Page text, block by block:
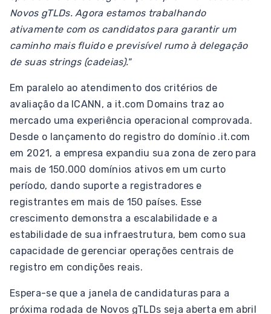
Novos gTLDs. Agora estamos trabalhando
ativamente com os candidatos para garantir um
caminho mais fluido e previsível rumo à delegação
de suas strings (cadeias)."
Em paralelo ao atendimento dos critérios de
avaliação da ICANN, a it.com Domains traz ao
mercado uma experiência operacional comprovada.
Desde o lançamento do registro do domínio .it.com
em 2021, a empresa expandiu sua zona de zero para
mais de 150.000 domínios ativos em um curto
período, dando suporte a registradores e
registrantes em mais de 150 países. Esse
crescimento demonstra a escalabilidade e a
estabilidade de sua infraestrutura, bem como sua
capacidade de gerenciar operações centrais de
registro em condições reais.
Espera-se que a janela de candidaturas para a
próxima rodada de Novos gTLDs seja aberta em abril